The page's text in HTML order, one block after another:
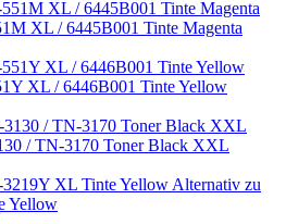
XL / 6445B001 Tinte Magenta
XL / 6446B001 Tinte Yellow
/ TN-3170 Toner Black XXL
Alternativ zu
Yellow